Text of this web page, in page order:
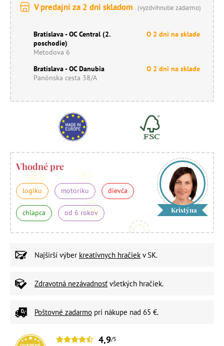
V predajni za 2 dni skladom (vyzdvihnutie zadarmo)
Bratislava - OC Central (2.
poschodie)
Metodova 6
O 2 dni na sklade
Bratislava - OC Danubia
Panónska cesta 38/A
O 2 dni na sklade
Vhodné pre
logiku motoriku dievča
chlapca od 6 rokov Kristýna
Najširší výber kreatívnych hračiek v SK.
Zdravotná nezávadnosť všetkých hračiek.
Poštovné zadarmo pri nákupe nad 65 €.
4,9/5